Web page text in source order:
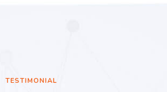
TESTIMONIAL